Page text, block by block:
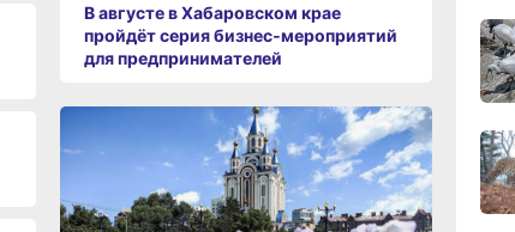
В августе в Хабаровском крае
пройдёт серия бизнес‑мероприятий
для предпринимателей